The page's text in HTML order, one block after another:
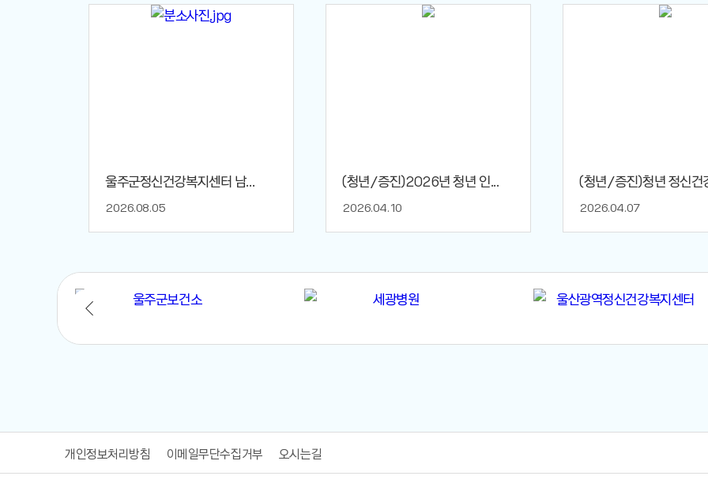
울주군정신건강복지센터 남...
2026.08.05
(청년/증진)2026년 청년 인...
2026.04.10
(청년/증진)청년 정신건
2026.04.07
개인정보처리방침 이메일무단수집거부 오시는길